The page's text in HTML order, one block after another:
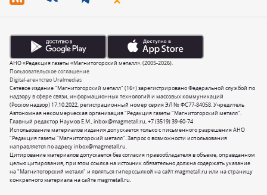
Сетевое издание "Магнитогорский металл" (16+) зарегистрировано Федеральной службой по
надзору в сфере связи, информационных технологий и массовых коммуникаций
(Роскомнадзор) 17.10.2022, регистрационный номер серия ЭЛ № ФС77-84058. Учредитель
Автономная некоммерческая организация "Редакция газеты "Магнитогорский металл".
Главный редактор Наумов Е.М.,inbox@magmetall.ru,+7 (3519) 39-60-74
Использование материалов издания допускается только с письменного разрешения АНО
"Редакция газеты "Магнитогорский металл". Запрос о возможности использования
направляется по адресуinbox@magmetall.ru.
Цитирование материалов допускается без согласия правообладателя в объеме, оправданном
целью цитирования, при этом ссылка на источник обязательно должна содержать указание
на "Магнитогорский металл" и являться гиперссылкой на сайт magmetall.ru или на страницу
конкретного материала на сайте magmetall.ru.
Пользовательское соглашение
Digital-агентство Uralmedias
АНО «Редакция газеты «Магнитогорский металл». (2005-2026).